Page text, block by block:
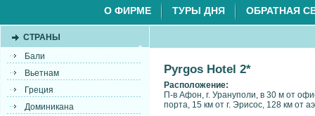
О ФИРМЕ ТУРЫ ДНЯ ОБРАТНАЯ
СТРАНЫ
Бали
Вьетнам
Греция
Доминикана
Pyrgos Hotel 2*
Расположение:
П-в Афон, г. Урануполи, в 30 м от
порта, 15 км от г. Эрисос, 128 км от